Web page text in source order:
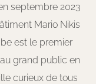
septembre 2023
Mario Nikis
est le premier
grand public en
curieux de tous